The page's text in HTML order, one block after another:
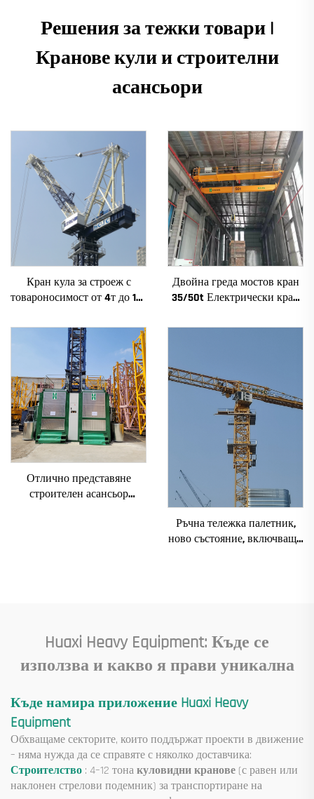
Решения за тежки товари |
Кранове кули и строителни
асансьори
Кран кула за строеж с
товароносимост от 4т до 12т
зъбно колело, мотор, лагер,
основни компоненти
Двойна греда мостов кран
35/50t Електрически кран
Пролет Машиностроително
Отлично представяне
строителен асансьор
Ръчна тележка палетник,
ново състояние, включващи
Huaxi Heavy Equipment: Къде се
използва и какво я прави уникална
Къде намира приложение Huaxi Heavy
Equipment
Обхващаме секторите, които поддържат проекти в движение
– няма нужда да се справяте с няколко доставчика:
Строителство : 4–12 тонакуловидни кранове (с равен или
наклонен стрелови подемник) за транспортиране на